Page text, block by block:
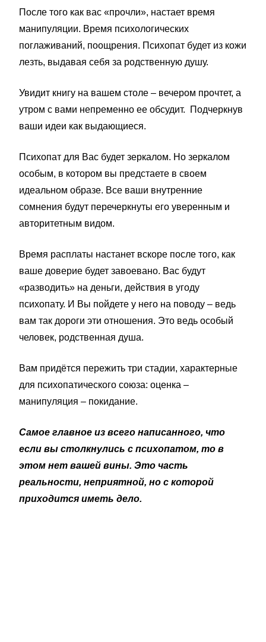
После того как вас «прочли», настает время
манипуляции. Время психологических
поглаживаний, поощрения. Психопат будет из кожи
лезть, выдавая себя за родственную душу.
Увидит книгу на вашем столе – вечером прочтет, а
утром с вами непременно ее обсудит. Подчеркнув
ваши идеи как выдающиеся.
Психопат для Вас будет зеркалом. Но зеркалом
особым, в котором вы предстаете в своем
идеальном образе. Все ваши внутренние
сомнения будут перечеркнуты его уверенным и
авторитетным видом.
Время расплаты настанет вскоре после того, как
ваше доверие будет завоевано. Вас будут
«разводить» на деньги, действия в угоду
психопату. И Вы пойдете у него на поводу – ведь
вам так дороги эти отношения. Это ведь особый
человек, родственная душа.
Вам придётся пережить три стадии, характерные
для психопатического союза: оценка –
манипуляция – покидание.
Самое главное из всего написанного, что
если вы столкнулись с психопатом, то в
этом нет вашей вины. Это часть
реальности, неприятной, но с которой
приходится иметь дело.